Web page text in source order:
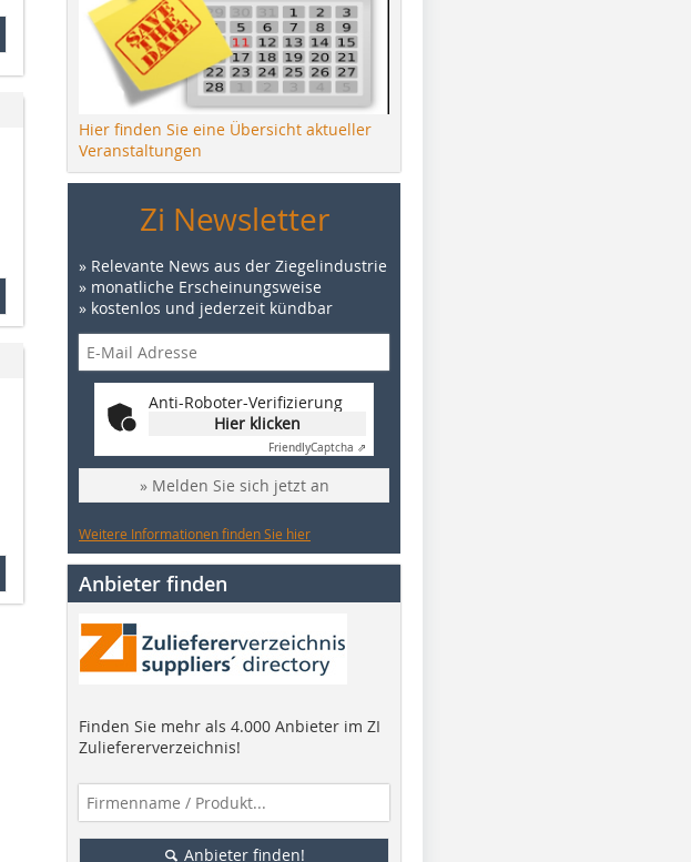
Hier finden Sie eine Übersicht aktueller
Veranstaltungen
Zi Newsletter
» Relevante News aus der Ziegelindustrie
» monatliche Erscheinungsweise
» kostenlos und jederzeit kündbar
Anti-Roboter-Verifizierung
Hier klicken
FriendlyCaptcha ⇗
» Melden Sie sich jetzt an
Weitere Informationen finden Sie hier
Anbieter finden
Finden Sie mehr als 4.000 Anbieter im ZI
Zuliefererverzeichnis!
Anbieter finden!